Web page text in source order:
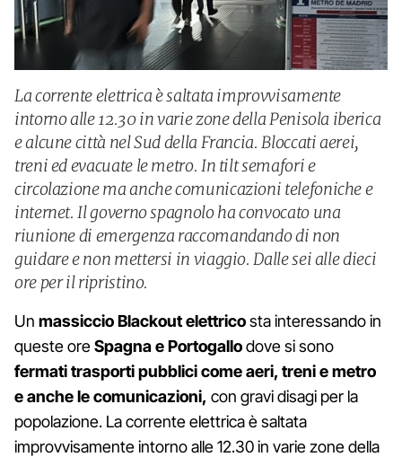
La corrente elettrica è saltata improvvisamente
intorno alle 12.30 in varie zone della Penisola iberica
e alcune città nel Sud della Francia. Bloccati aerei,
treni ed evacuate le metro. In tilt semafori e
circolazione ma anche comunicazioni telefoniche e
internet. Il governo spagnolo ha convocato una
riunione di emergenza raccomandando di non
guidare e non mettersi in viaggio. Dalle sei alle dieci
ore per il ripristino.
Un massiccio Blackout elettricosta interessando in
queste oreSpagna e Portogallodove si sono
fermati trasporti pubblici come aeri, treni e metro
e anche le comunicazioni, con gravi disagi per la
popolazione. La corrente elettrica è saltata
improvvisamente intorno alle 12.30 in varie zone della